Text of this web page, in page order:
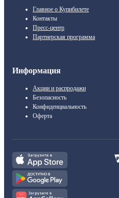
Главное о Купибилете
Контакты
Пресс-центр
Партнерская программа
Информация
Акции и распродажи
Безопасность
Конфиденциальность
Оферта